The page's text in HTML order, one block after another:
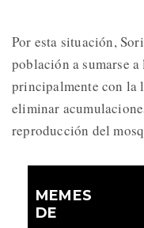
Por esta situación,
población a sumarse
principalmente con la
eliminar
reproducción del
MEMES
DE